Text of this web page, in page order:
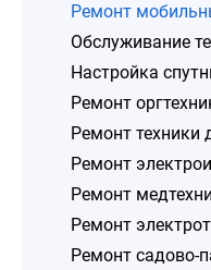
Ремонт
Обслуживание
Настройка
Ремонт
Ремонт техники
Ремонт
Ремонт
Ремонт
Ремонт садово-